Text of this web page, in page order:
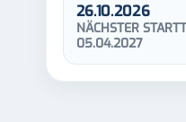
26.10.2026
NÄCHSTER
05.04.2027